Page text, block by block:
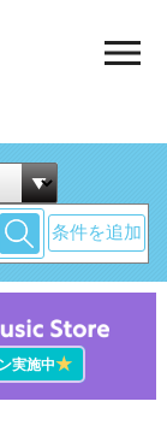
条件を追加
実施中★